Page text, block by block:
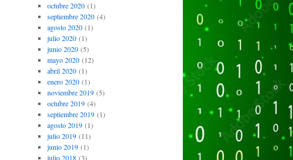
octubre 2020(1)
septiembre 2020(4)
agosto 2020(1)
julio 2020(1)
junio 2020(5)
mayo 2020(12)
abril 2020(1)
enero 2020(1)
noviembre 2019(5)
octubre 2019(4)
septiembre 2019(1)
agosto 2019(1)
julio 2019(11)
junio 2019(1)
julio 2018(3)